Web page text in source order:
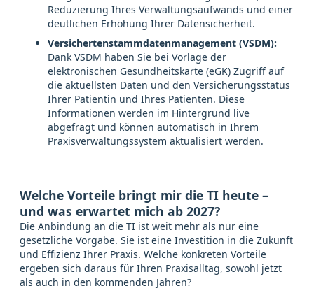
Reduzierung Ihres Verwaltungsaufwands und einer
deutlichen Erhöhung Ihrer Datensicherheit.
Versichertenstammdatenmanagement (VSDM):
Dank VSDM haben Sie bei Vorlage der
elektronischen Gesundheitskarte (eGK) Zugriff auf
die aktuellsten Daten und den Versicherungsstatus
Ihrer Patientin und Ihres Patienten. Diese
Informationen werden im Hintergrund live
abgefragt und können automatisch in Ihrem
Praxisverwaltungssystem aktualisiert werden.
Welche Vorteile bringt mir die TI heute –
und was erwartet mich ab 2027?
Die Anbindung an die TI ist weit mehr als nur eine
gesetzliche Vorgabe. Sie ist eine Investition in die Zukunft
und Effizienz Ihrer Praxis. Welche konkreten Vorteile
ergeben sich daraus für Ihren Praxisalltag, sowohl jetzt
als auch in den kommenden Jahren?